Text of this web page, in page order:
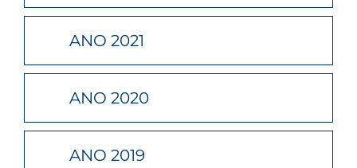
ANO 2021
ANO 2020
ANO 2019